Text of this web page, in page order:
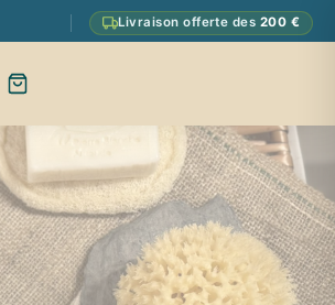
Livraison offerte des 200 €